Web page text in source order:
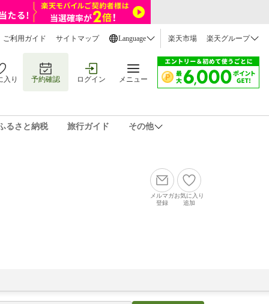
ご利用ガイド サイトマップ Language 楽天市場 楽天グループ
入り 予約確認 ログイン メニュー
るさと納税 旅行ガイド その他
メルマガ
登録
お気に入り
追加